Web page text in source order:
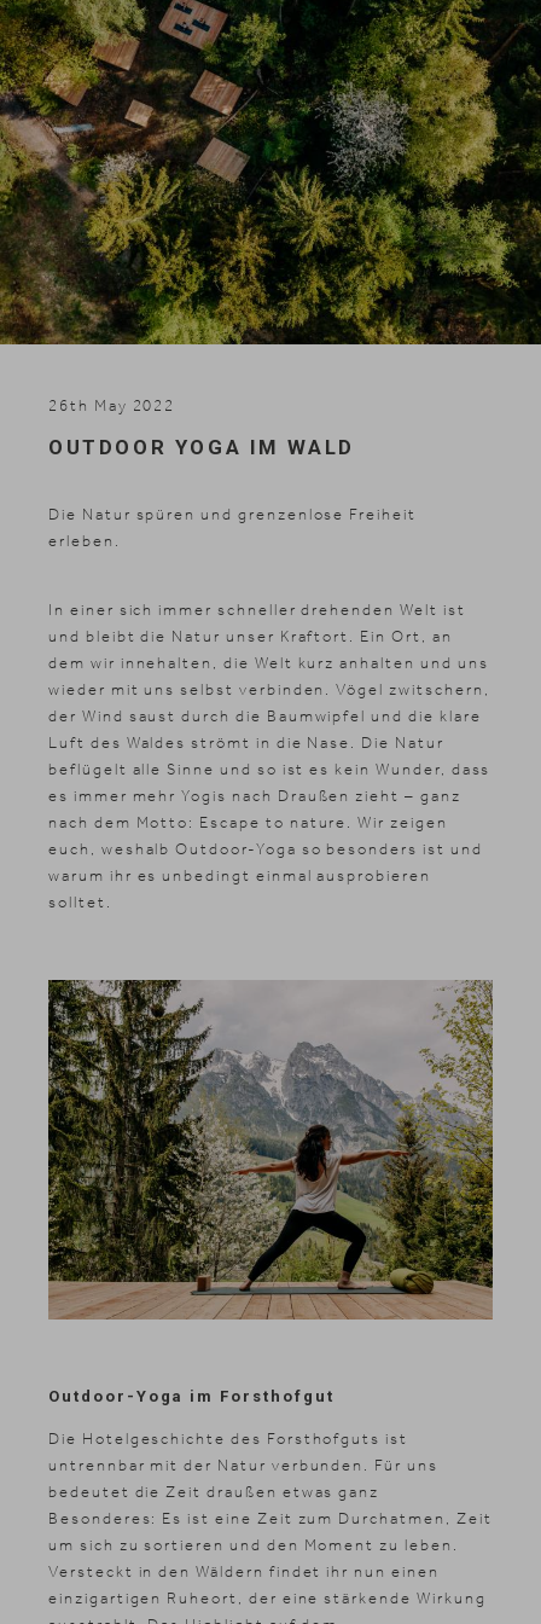
Skifahren
News & Stories
Shopping
Galerie
26th May 2022
OUTDOOR YOGA IM WALD
Die Natur spüren und grenzenlose Freiheit
erleben.
In einer sich immer schneller drehenden Welt ist
und bleibt die Natur unser Kraftort. Ein Ort, an
dem wir innehalten, die Welt kurz anhalten und uns
wieder mit uns selbst verbinden. Vögel zwitschern,
der Wind saust durch die Baumwipfel und die klare
Luft des Waldes strömt in die Nase. Die Natur
beflügelt alle Sinne und so ist es kein Wunder, dass
es immer mehr Yogis nach Draußen zieht – ganz
nach dem Motto: Escape to nature. Wir zeigen
euch, weshalb Outdoor-Yoga so besonders ist und
warum ihr es unbedingt einmal ausprobieren
solltet.
Outdoor-Yoga im Forsthofgut
Die Hotelgeschichte des Forsthofguts ist
untrennbar mit der Natur verbunden. Für uns
bedeutet die Zeit draußen etwas ganz
Besonderes: Es ist eine Zeit zum Durchatmen, Zeit
um sich zu sortieren und den Moment zu leben.
Versteckt in den Wäldern findet ihr nun einen
einzigartigen Ruheort, der eine stärkende Wirkung